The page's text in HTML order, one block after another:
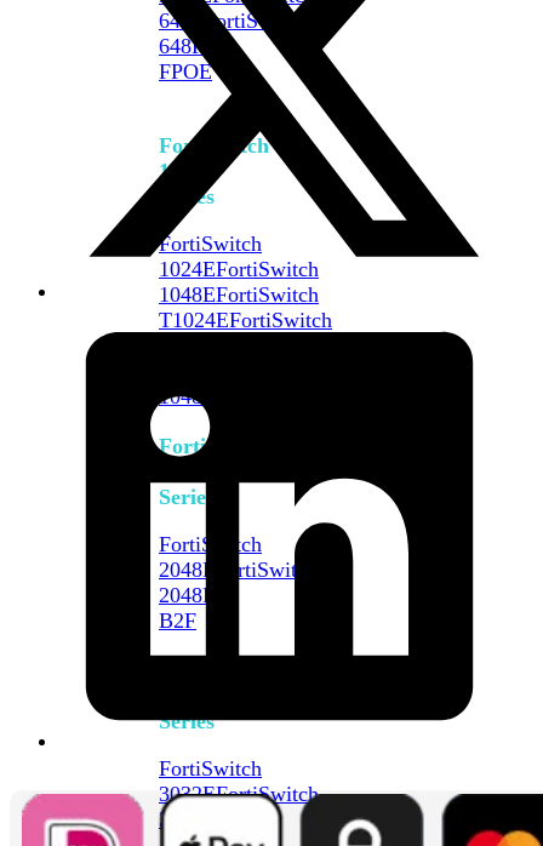
648F
FortiSwitch
648F-
FPOE
FortiSwitch
1000
Series
FortiSwitch
1024EFortiSwitch
1048EFortiSwitch
T1024EFortiSwitch
1048G
FortiSwitch
Series
FortiSwitch
2048F
FortiSwitch
2048F-
B2F
Series
FortiSwitch
3032EFortiSwitch
3032G